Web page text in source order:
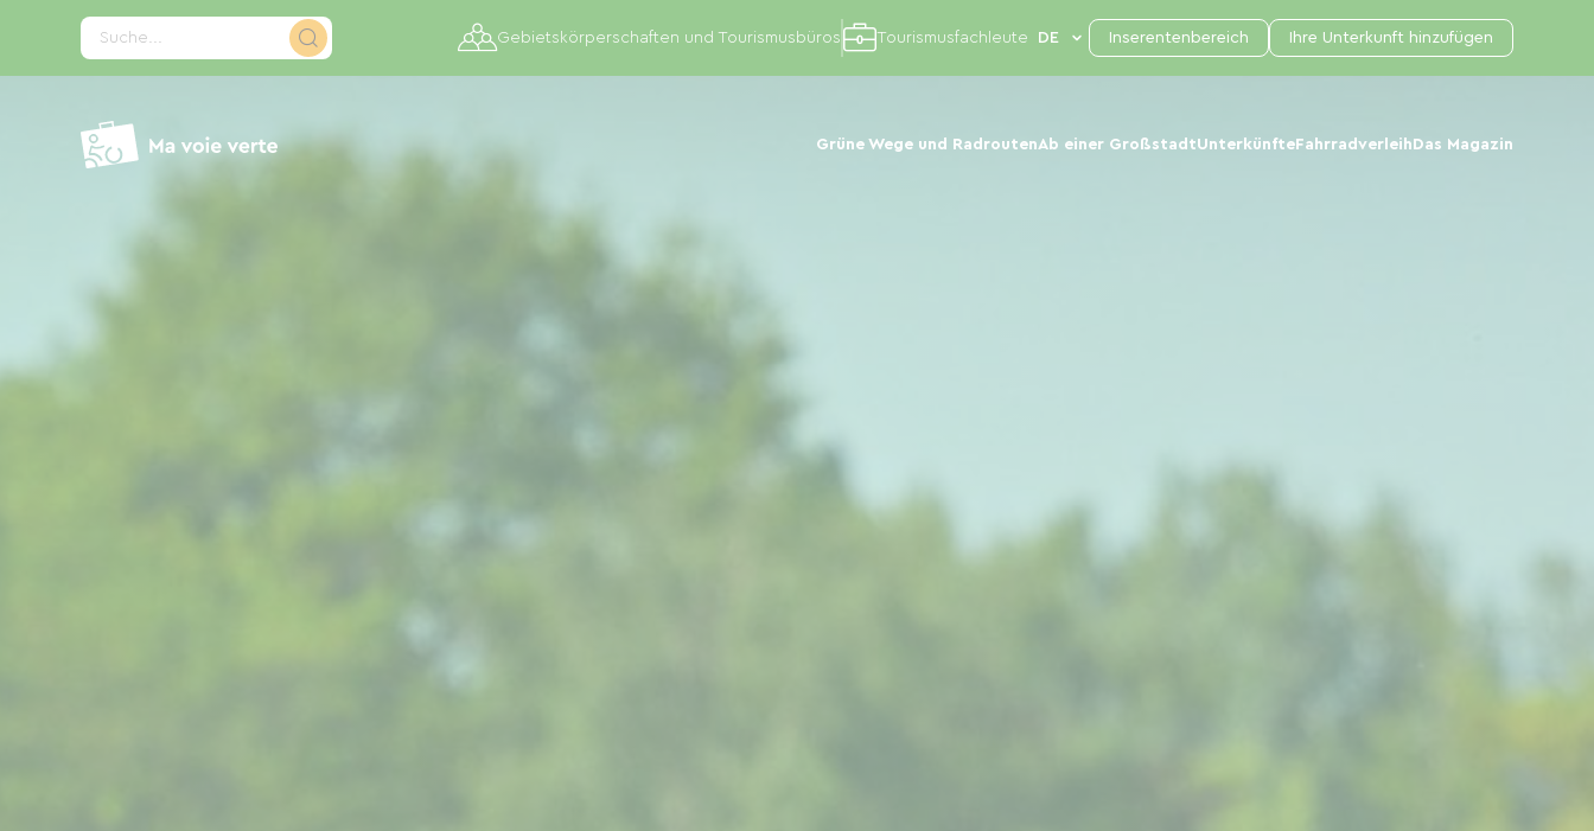
Suche...
Grüne Wege und RadroutenAb einer GroßstadtUnterkünfte Fahrradverleih Das Magazin
Gebietskörperschaften und Tourismusbüros Tourismusfachleute Inserentenbereich Ihre Unterkunft hinzufügen
Cookie-Einstellungen